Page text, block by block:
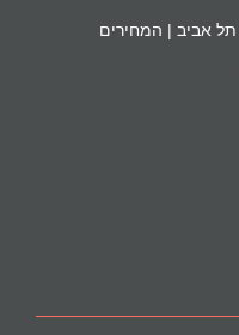
חנות הסיטונאות: זבולון 21, תל אביב | המחירים